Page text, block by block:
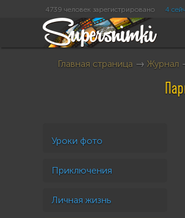
4739 человек зарегистрировано 4
Главная страница → Журнал
Уроки фото
Приключения
Личная жизнь